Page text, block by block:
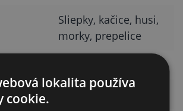
Sliepky, kačice, husi,
morky, prepelice
Svetlozelená
lokalita používa
cookie.